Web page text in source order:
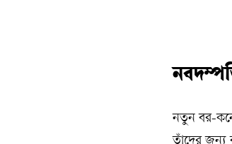
নতুন বর-